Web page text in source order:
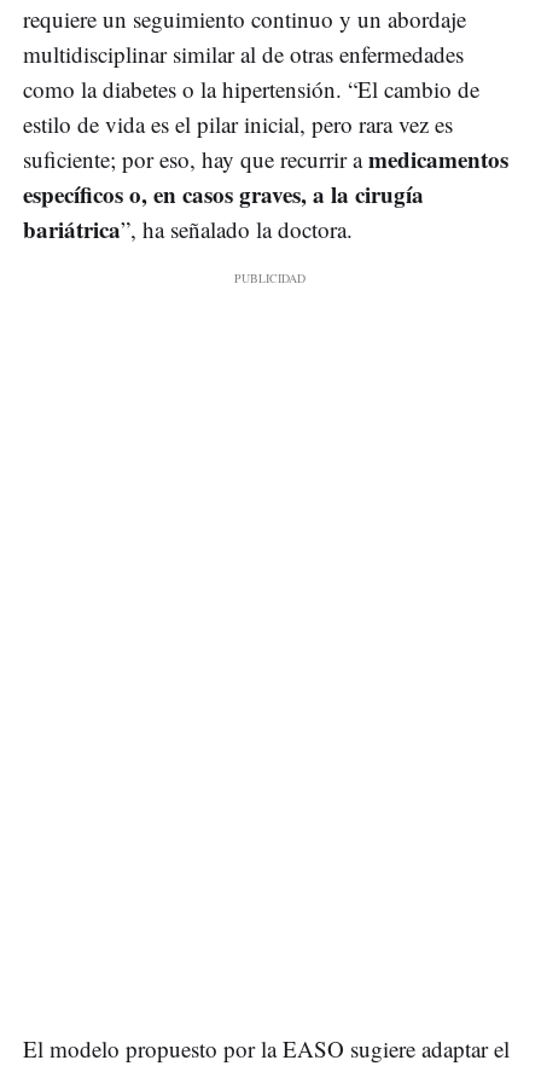
requiere un seguimiento continuo y un abordaje
multidisciplinar similar al de otras enfermedades
como la diabetes o la hipertensión. “El cambio de
estilo de vida es el pilar inicial, pero rara vez es
suficiente; por eso, hay que recurrir amedicamentos
específicos o, en casos graves, a la cirugía
bariátrica”, ha señalado la doctora.
El modelo propuesto por la EASO sugiere adaptar el